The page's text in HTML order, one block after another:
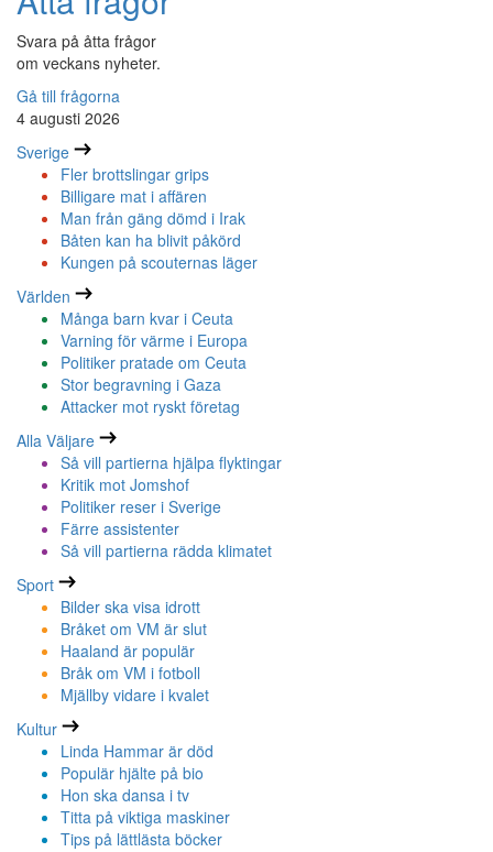
Svara på åtta frågor
om veckans nyheter.
Gå till frågorna
4 augusti 2026
Sverige
Fler brottslingar grips
Billigare mat i affären
Man från gäng dömd i Irak
Båten kan ha blivit påkörd
Kungen på scouternas läger
Världen
Många barn kvar i Ceuta
Varning för värme i Europa
Politiker pratade om Ceuta
Stor begravning i Gaza
Attacker mot ryskt företag
Alla Väljare
Så vill partierna hjälpa flyktingar
Kritik mot Jomshof
Politiker reser i Sverige
Färre assistenter
Så vill partierna rädda klimatet
Sport
Bilder ska visa idrott
Bråket om VM är slut
Haaland är populär
Bråk om VM i fotboll
Mjällby vidare i kvalet
Kultur
Linda Hammar är död
Populär hjälte på bio
Hon ska dansa i tv
Titta på viktiga maskiner
Tips på lättlästa böcker